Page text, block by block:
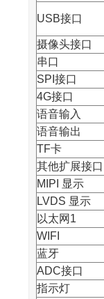
USB接口
摄像头接口
串口
SPI接口
4G接口
语音输入
语音输出
TF卡
其他扩展接口
MIPI 显示
LVDS 显示
以太网1
WIFI
蓝牙
ADC接口
指示灯